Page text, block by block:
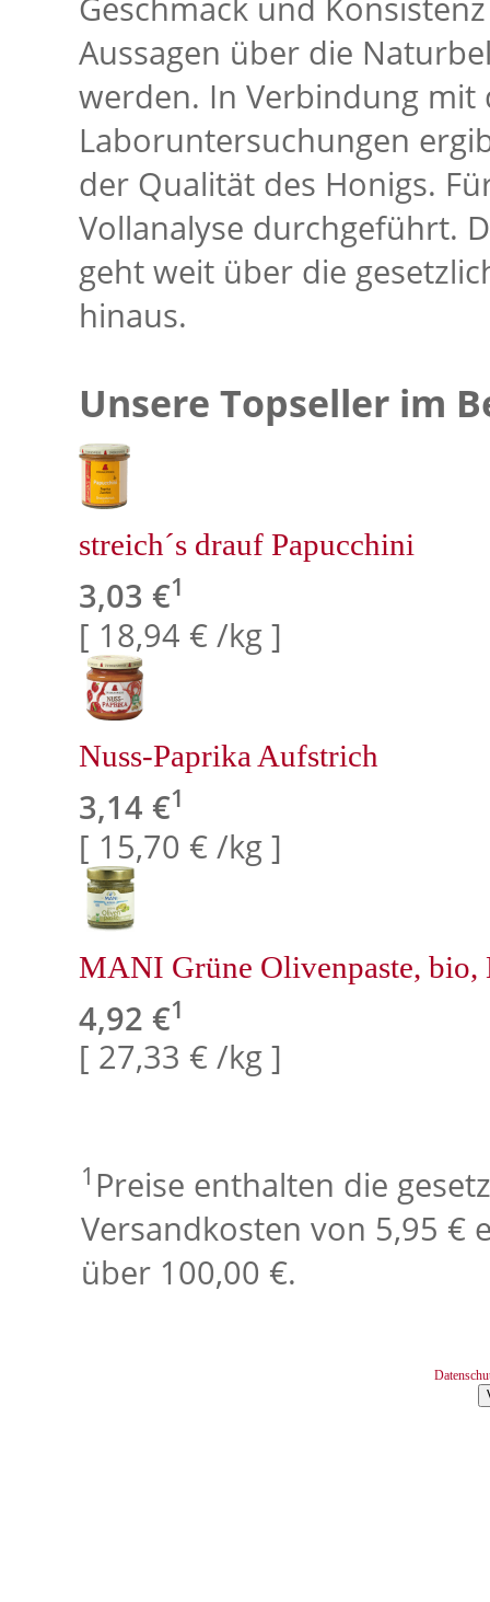
Aussagen über die
werden. In Verbindung mit
Laboruntersuchungen
der Qualität des Honigs.
Vollanalyse durchgeführt.
geht weit über die
hinaus.
Unsere Topseller im
streich´s drauf Papucchini
3,03 €1
[ 18,94 € /kg ]
Nuss-Paprika Aufstrich
3,14 €1
[ 15,70 € /kg ]
MANI Grüne Olivenpaste, bio,
4,92 €1
[ 27,33 € /kg ]
1 Preise enthalten die
Versandkosten von 5,95 €
über 100,00 €.